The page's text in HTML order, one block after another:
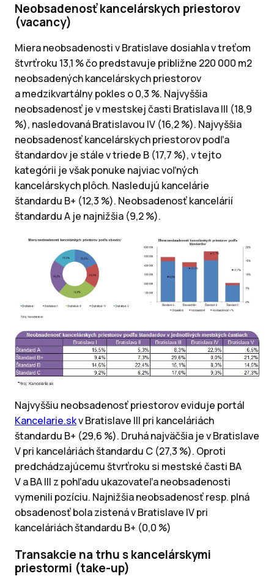
Neobsadenosť kancelárskych priestorov
(vacancy)
Miera neobsadenosti v Bratislave dosiahla v treťom
štvrťroku 13,1 % čo predstavuje približne 220 000 m2
neobsadených kancelárskych priestorov
a medzikvartálny pokles o 0,3 %. Najvyššia
neobsadenosť je v mestskej časti Bratislava III (18,9
%), nasledovaná Bratislavou IV (16,2 %). Najvyššia
neobsadenosť kancelárskych priestorov podľa
štandardov je stále v triede B (17,7 %), v tejto
kategórii je však ponuke najviac voľných
kancelárskych plôch. Nasledujú kancelárie
štandardu B+ (12,3 %). Neobsadenosť kancelárií
štandardu A je najnižšia (9,2 %).
Najvyššiu neobsadenosť priestorov eviduje portál
Kancelarie.skv Bratislave III pri kanceláriách
štandardu B+ (29,6 %). Druhá najväčšia je v Bratislave
V pri kanceláriách štandardu C (27,3 %). Oproti
predchádzajúcemu štvrťroku si mestské časti BA
V a BA III z pohľadu ukazovateľa neobsadenosti
vymenili pozíciu. Najnižšia neobsadenosť resp. plná
obsadenosť bola zistená v Bratislave IV pri
kanceláriách štandardu B+ (0,0 %)
Transakcie na trhu s kancelárskymi
priestormi (take-up)